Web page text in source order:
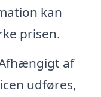
kan
prisen.
af
udføres,